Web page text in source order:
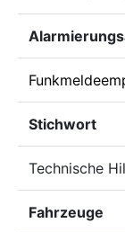
Stichwort
Technische
Fahrzeuge